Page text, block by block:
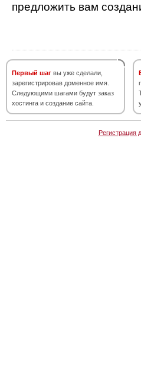
предложить вам
Первый шаг вы уже сделали,
зарегистрировав доменное имя.
Следующими шагами будут заказ
хостинга и создание сайта.
Регистрация